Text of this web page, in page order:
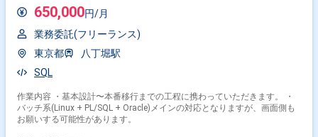
650,000円/月
業務委託(フリーランス)
東京都
八丁堀駅
SQL
作業内容 ・基本設計〜本番移行までの工程に携わっていただきます。 ・
バッチ系(Linux + PL/SQL + Oracle)メインの対応となりますが、画面側も
お願いする可能性があります。